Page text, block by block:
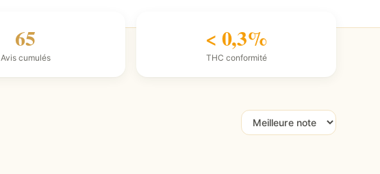
65
Avis cumulés
< 0,3%
THC conformité